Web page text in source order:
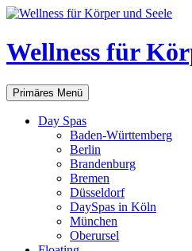
Zum
springen
Wellness für
Suchen
Primäres Menü
Day Spas
Baden-Württemberg
Berlin
Brandenburg
Bremen
Düsseldorf
DaySpas in Köln
München
Oberursel